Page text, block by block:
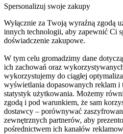
Spersonalizuj swoje zakupy
Wyłącznie za Twoją wyraźną zgodą
innych technologii, aby zapewnić Ci
doświadczenie zakupowe.
W tym celu gromadzimy dane
ich zachowań oraz
wykorzystujemy do ciągłej
wyświetlania dopasowanych reklam i
statystyk użytkowania. Możemy
zgodą i pod warunkiem, że sam
dostawcy – porównywać
zewnętrznych partnerów, aby
pośrednictwem ich kanałów